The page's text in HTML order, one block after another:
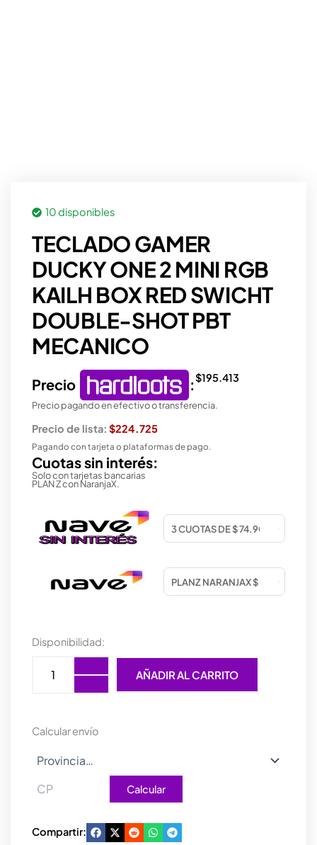
10 disponibles
TECLADO GAMER
DUCKY ONE 2 MINI RGB
KAILH BOX RED SWICHT
DOUBLE-SHOT PBT
MECANICO
Precio :$195.413
Precio pagando en efectivo o transferencia.
Precio de lista: $224.725
Pagando con tarjeta o plataformas de pago.
Cuotas sin interés:
Solo con tarjetas bancarias
PLAN Z con NaranjaX.
Disponibilidad:
TECLADO
DUCKY
RGB
KAILH
RED
DOUBLE-
MECANICO
AÑADIR AL CARRITO
Calcular envío
Calcular
Compartir: